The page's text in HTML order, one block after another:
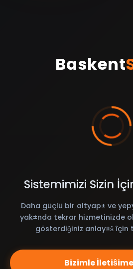
Baskent
Sistemimizi Sizin
Daha güçlü bir altyap± ve
yak±nda tekrar hizmetinizde
gösterdiĝiniz anlay±ŝ îçin
Bizimle